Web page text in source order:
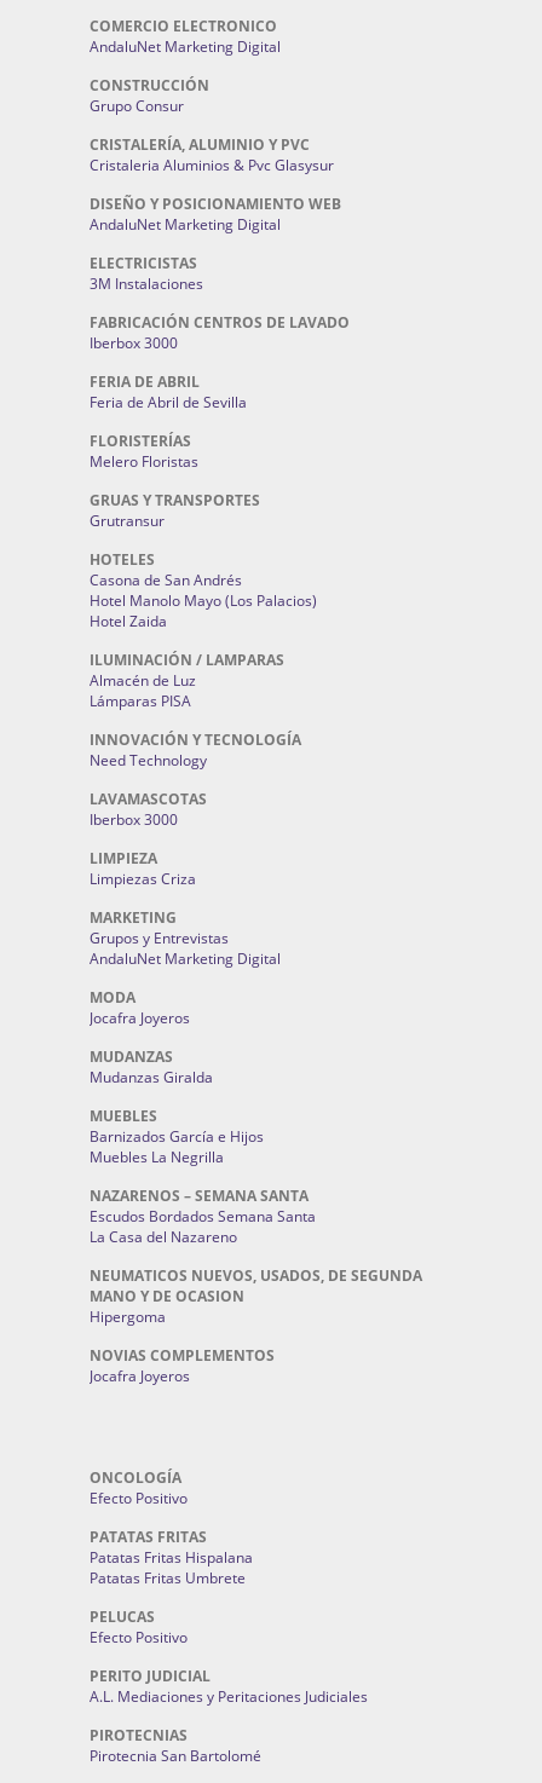
COMERCIO ELECTRONICO
AndaluNet Marketing Digital
CONSTRUCCIÓN
Grupo Consur
CRISTALERÍA, ALUMINIO Y PVC
Cristaleria Aluminios & Pvc Glasysur
DISEÑO Y POSICIONAMIENTO WEB
AndaluNet Marketing Digital
ELECTRICISTAS
3M Instalaciones
FABRICACIÓN CENTROS DE LAVADO
Iberbox 3000
FERIA DE ABRIL
Feria de Abril de Sevilla
FLORISTERÍAS
Melero Floristas
GRUAS Y TRANSPORTES
Grutransur
HOTELES
Casona de San Andrés
Hotel Manolo Mayo (Los Palacios)
Hotel Zaida
ILUMINACIÓN / LAMPARAS
Almacén de Luz
Lámparas PISA
INNOVACIÓN Y TECNOLOGÍA
Need Technology
LAVAMASCOTAS
Iberbox 3000
LIMPIEZA
Limpiezas Criza
MARKETING
Grupos y Entrevistas
AndaluNet Marketing Digital
MODA
Jocafra Joyeros
MUDANZAS
Mudanzas Giralda
MUEBLES
Barnizados García e Hijos
Muebles La Negrilla
NAZARENOS – SEMANA SANTA
Escudos Bordados Semana Santa
La Casa del Nazareno
NEUMATICOS NUEVOS, USADOS, DE SEGUNDA
MANO Y DE OCASION
Hipergoma
NOVIAS COMPLEMENTOS
Jocafra Joyeros
ONCOLOGÍA
Efecto Positivo
PATATAS FRITAS
Patatas Fritas Hispalana
Patatas Fritas Umbrete
PELUCAS
Efecto Positivo
PERITO JUDICIAL
A.L. Mediaciones y Peritaciones Judiciales
PIROTECNIAS
Pirotecnia San Bartolomé